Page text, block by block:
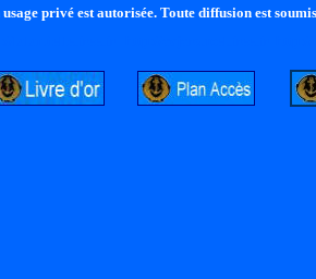
privé est autorisée. Toute diffusion est